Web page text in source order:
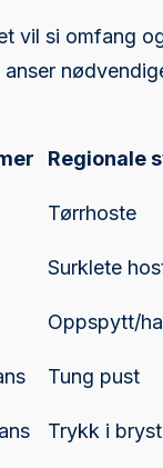
vil si omfang
Regionale
Tørrhoste
Surklete
Oppspytt/
Tung pust
Trykk i